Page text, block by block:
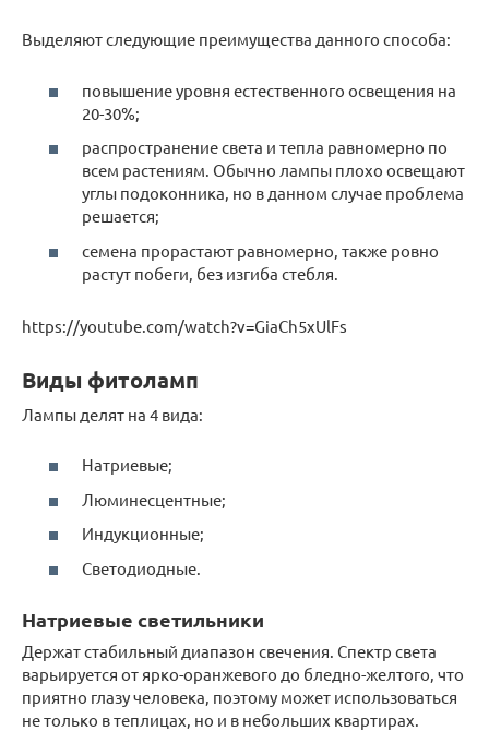
Выделяют следующие преимущества данного способа:
повышение уровня естественного освещения на
20-30%;
распространение света и тепла равномерно по
всем растениям. Обычно лампы плохо освещают
углы подоконника, но в данном случае проблема
решается;
семена прорастают равномерно, также ровно
растут побеги, без изгиба стебля.
https://youtube.com/watch?v=GiaCh5xUlFs
Виды фитоламп
Лампы делят на 4 вида:
Натриевые;
Люминесцентные;
Индукционные;
Светодиодные.
Натриевые светильники
Держат стабильный диапазон свечения. Спектр света
варьируется от ярко-оранжевого до бледно-желтого, что
приятно глазу человека, поэтому может использоваться
не только в теплицах, но и в небольших квартирах.